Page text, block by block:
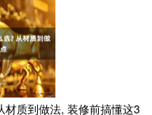
质到做法, 装修前搞懂这3